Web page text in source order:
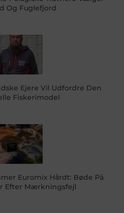
Og Fuglefjord
Ejere Vil Udfordre Den
Fiskerimodel
Euromix Hårdt: Bøde På
Efter Mærkningsfejl